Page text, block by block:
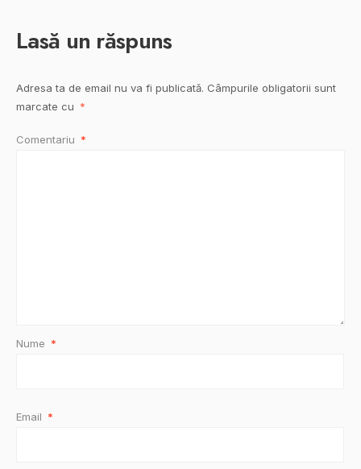
Lasă un răspuns
Adresa ta de email nu va fi publicată. Câmpurile obligatorii sunt
marcate cu *
Comentariu *
Nume *
Email *